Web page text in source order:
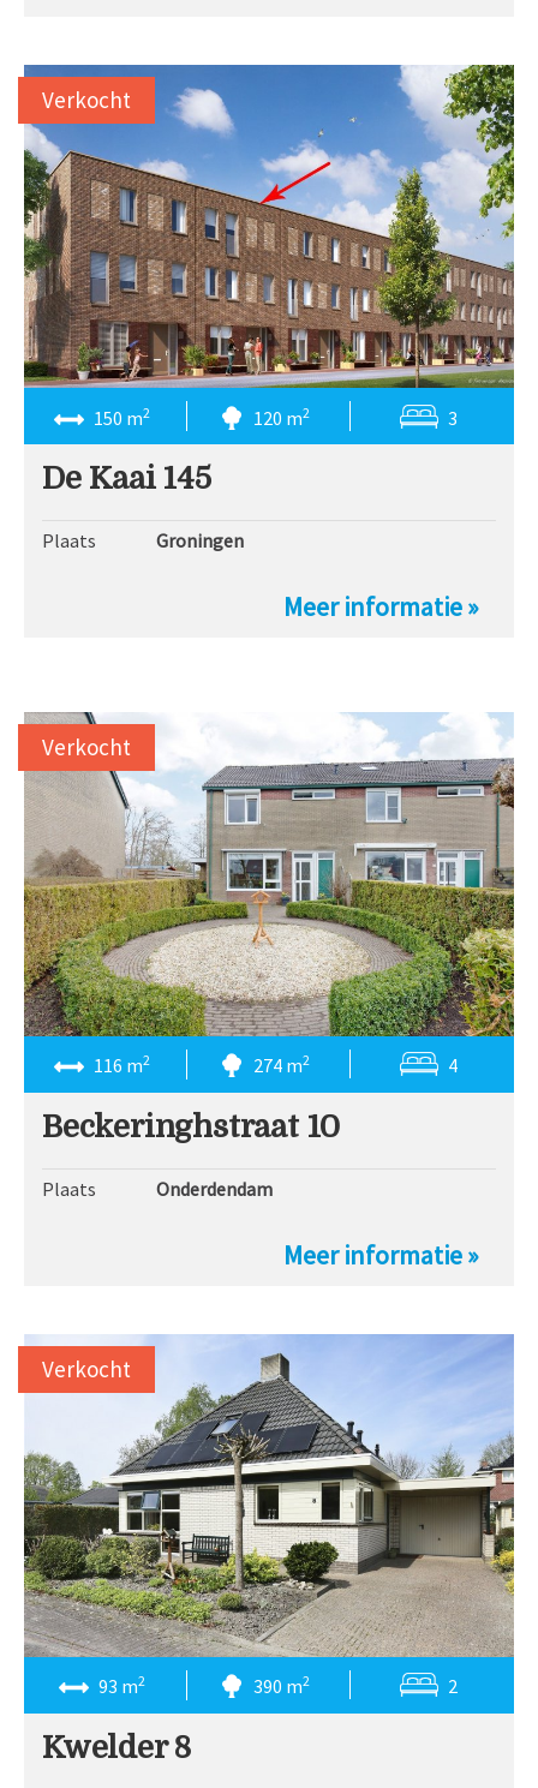
150 m2 120 m2 3
De Kaai 145
Plaats Groningen
Meer informatie »
Verkocht
116 m2 274 m2 4
Beckeringhstraat 10
Plaats Onderdendam
Meer informatie »
Verkocht
93 m2 390 m2 2
Kwelder 8
Verkocht